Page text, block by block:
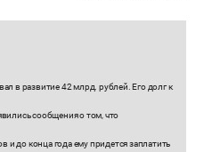
в развитие 42 млрд. рублей. Его долг к
сообщения о том, что
и до конца года ему придется заплатить